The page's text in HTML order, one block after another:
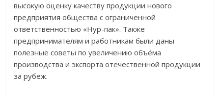
высокую оценку качеству продукции нового
предприятия общества с ограниченной
ответственностью «Нур-пак». Также
предпринимателям и работникам были даны
полезные советы по увеличению объёма
производства и экспорта отечественной продукции
за рубеж.